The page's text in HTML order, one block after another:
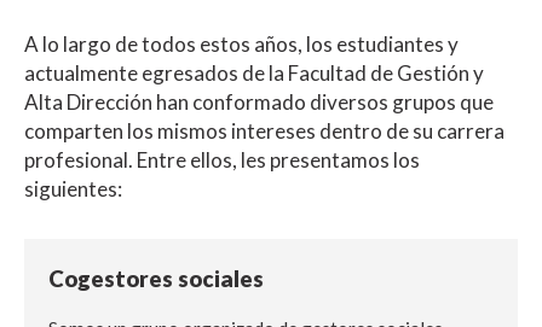
A lo largo de todos estos años, los estudiantes y
actualmente egresados de la Facultad de Gestión y
Alta Dirección han conformado diversos grupos que
comparten los mismos intereses dentro de su carrera
profesional. Entre ellos, les presentamos los
siguientes:
Cogestores sociales